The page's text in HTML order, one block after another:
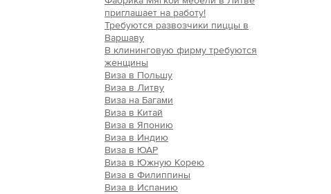
приглашает на работу!
Требуются развозчики пиццы в
Варшаву
В клининговую фирму требуются
женщины
Виза в Польшу
Виза в Литву
Виза на Багами
Виза в Китай
Виза в Японию
Виза в Индию
Виза в ЮАР
Виза в Южную Корею
Виза в Филиппины
Виза в Испанию